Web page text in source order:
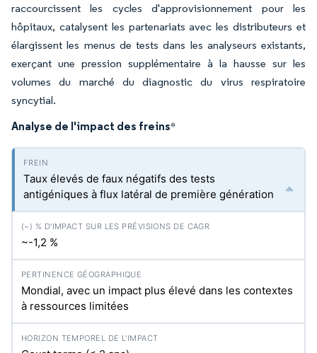
raccourcissent les cycles d'approvisionnement pour les
hôpitaux, catalysent les partenariats avec les distributeurs et
élargissent les menus de tests dans les analyseurs existants,
exerçant une pression supplémentaire à la hausse sur les
volumes du marché du diagnostic du virus respiratoire
syncytial.
Analyse de l'impact des freins*
Taux élevés de faux négatifs des tests
antigéniques à flux latéral de première génération
~-1,2 %
Mondial, avec un impact plus élevé dans les contextes
à ressources limitées